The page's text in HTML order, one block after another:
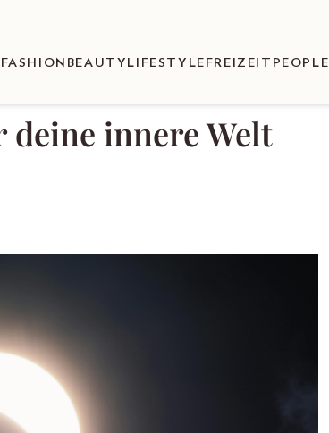
FASHION BEAUTY LIFESTYLE FREIZEIT PEOPLE
deine innere Welt